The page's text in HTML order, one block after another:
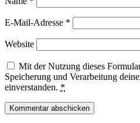
E-Mail-Adresse *
Website
Mit der Nutzung dieses
Speicherung und Verarbeitung
einverstanden. *